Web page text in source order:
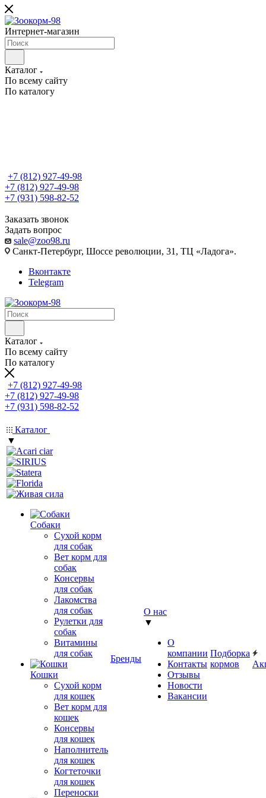
Интернет-магазин
Каталог
По всему сайту
По каталогу
+7 (812) 927-49-98
+7 (812) 927-49-98
+7 (931) 598-82-52
Заказать звонок
Задать вопрос
sale@zoo98.ru
Санкт-Петербург, Шоссе революции, 31, ТЦ «Ладога».
Вконтакте
Telegram
Каталог
По всему сайту
По каталогу
+7 (812) 927-49-98
+7 (812) 927-49-98
+7 (931) 598-82-52
Каталог
▼
Собаки
Сухой корм
для собак
Вет корм для
собак
Консервы
для собак
Лакомства
для собак
Рулетки для
собак
Витамины
для собак
Кошки
Сухой корм
для кошек
Вет корм для
кошек
Консервы
для кошек
Наполнитель
для кошек
Когтеточки
для кошек
Переноски
Бренды
О нас
▼
О
компании
Контакты
Отзывы
Новости
Вакансии
Подборка
кормов